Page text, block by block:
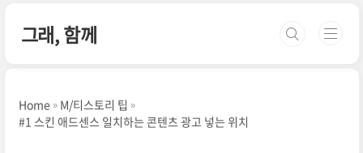
그래, 함께
Home
M/티스토리 팁
#1 스킨 애드센스 일치하는 콘텐츠 광고 넣는 위치